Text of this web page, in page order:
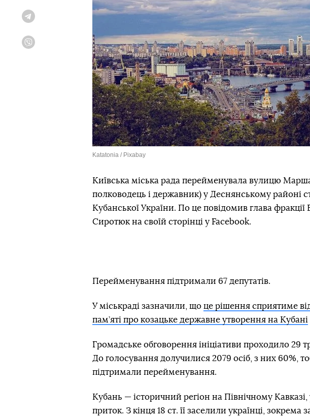
Katatonia / Pixabay
Київська міська рада перейменувала вулицю
полководець і державник) у Деснянському районі
Кубанської України. По це повідомив глава
Сиротюк на своїй сторінці у Facebook.
Перейменування підтримали 67 депутатів.
У міськраді зазначили, що це рішення сприятиме
пам’яті про козацьке державне утворення на Кубані
Громадське обговорення ініціативи проходило 29
До голосування долучилися 2079 осіб, з них 60%,
підтримали перейменування.
Кубань — історичний регіон на Північному Кавказі,
приток. З кінця 18 ст. її заселили українці, зокрема